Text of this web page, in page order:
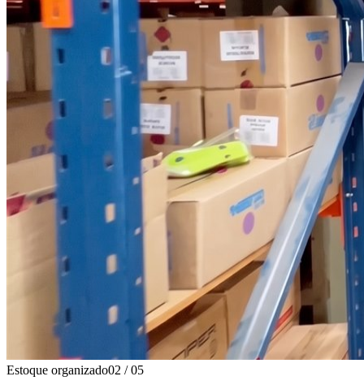
Estoque organizado02 / 05